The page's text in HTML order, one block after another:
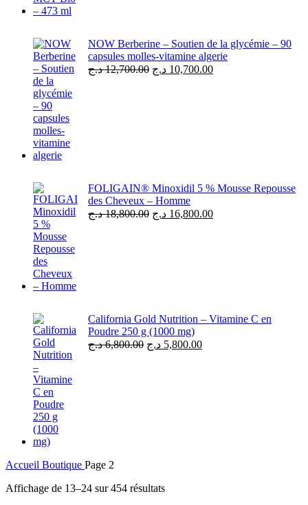
NOW Berberine – Soutien de la glycémie – 90
capsules molles-vitamine algerie
12,700.00 د.ج 10,700.00 د.ج
FOLIGAIN® Minoxidil 5 % Mousse Repousse
des Cheveux – Homme
18,800.00 د.ج 16,800.00 د.ج
California Gold Nutrition – Vitamine C en
Poudre 250 g (1000 mg)
6,800.00 د.ج 5,800.00 د.ج
Accueil Boutique Page 2
Affichage de 13–24 sur 454 résultats